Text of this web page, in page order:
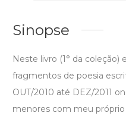
Sinopse
Neste livro (1° da coleção)
fragmentos de poesia
OUT/2010 até DEZ/2011
menores com meu